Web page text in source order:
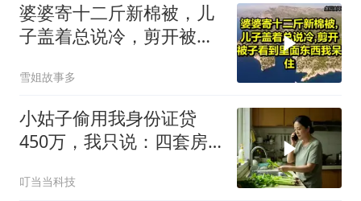
婆婆寄十二斤新棉被，儿
子盖着总说冷，剪开被子
雪姐故事多
小姑子偷用我身份证贷
450万，我只说：四套房
叮当当科技